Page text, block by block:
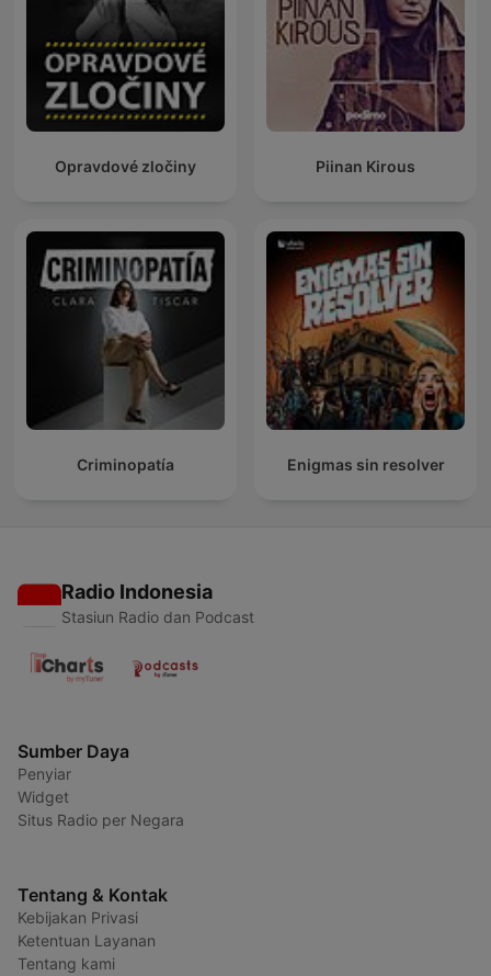
Opravdové zločiny Piinan Kirous
Criminopatía Enigmas sin resolver
Radio Indonesia
Stasiun Radio dan Podcast
Sumber Daya
Penyiar
Widget
Situs Radio per Negara
Tentang & Kontak
Kebijakan Privasi
Ketentuan Layanan
Tentang kami